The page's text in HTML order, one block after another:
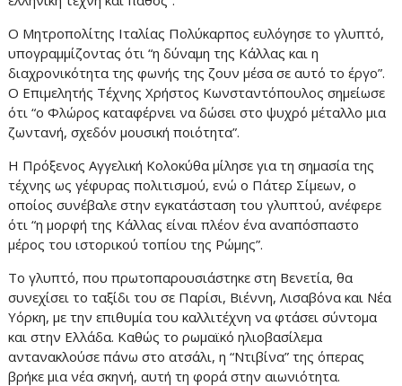
Ο Μητροπολίτης Ιταλίας Πολύκαρπος ευλόγησε το γλυπτό,
υπογραμμίζοντας ότι “η δύναμη της Κάλλας και η
διαχρονικότητα της φωνής της ζουν μέσα σε αυτό το έργο”.
Ο Επιμελητής Τέχνης Χρήστος Κωνσταντόπουλος σημείωσε
ότι “ο Φλώρος καταφέρνει να δώσει στο ψυχρό μέταλλο μια
ζωντανή, σχεδόν μουσική ποιότητα”.
Η Πρόξενος Αγγελική Κολοκύθα μίλησε για τη σημασία της
τέχνης ως γέφυρας πολιτισμού, ενώ ο Πάτερ Σίμεων, ο
οποίος συνέβαλε στην εγκατάσταση του γλυπτού, ανέφερε
ότι “η μορφή της Κάλλας είναι πλέον ένα αναπόσπαστο
μέρος του ιστορικού τοπίου της Ρώμης”.
Το γλυπτό, που πρωτοπαρουσιάστηκε στη Βενετία, θα
συνεχίσει το ταξίδι του σε Παρίσι, Βιέννη, Λισαβόνα και Νέα
Υόρκη, με την επιθυμία του καλλιτέχνη να φτάσει σύντομα
και στην Ελλάδα. Καθώς το ρωμαϊκό ηλιοβασίλεμα
αντανακλούσε πάνω στο ατσάλι, η “Ντιβίνα” της όπερας
βρήκε μια νέα σκηνή, αυτή τη φορά στην αιωνιότητα.